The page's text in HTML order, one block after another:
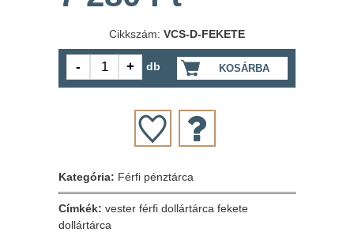
Cikkszám: VCS-D-FEKETE
KOSÁRBA
db
Kategória: Férfi pénztárca
Címkék: vester férfi dollártárca fekete
dollártárca